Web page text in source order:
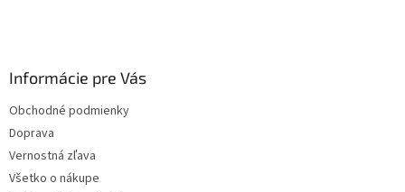
Informácie pre Vás
Obchodné podmienky
Doprava
Vernostná zľava
Všetko o nákupe